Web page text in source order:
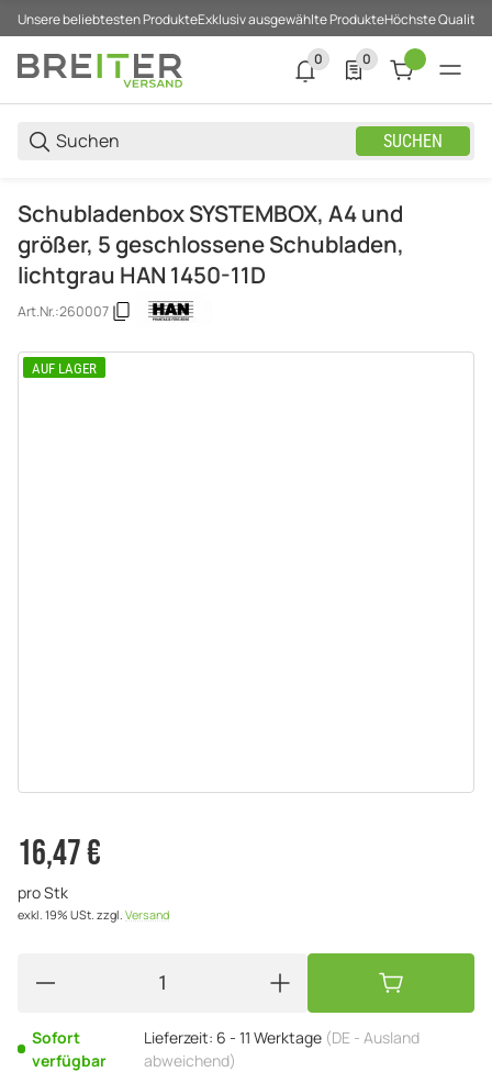
Unsere beliebtesten ProdukteExklusiv ausgewählte ProdukteHöchste Qualität
SUCHEN
0
0 neue Notifizierungen
0
0 Produkte in der
Schubladenbox SYSTEMBOX, A4 und
größer, 5 geschlossene Schubladen,
lichtgrau HAN 1450-11D
Art.Nr.:260007
AUF LAGER
16,47 €
pro Stk
exkl. 19% USt. zzgl. Versand
Sofort
verfügbar
Lieferzeit: 6 - 11 Werktage (DE - Ausland
abweichend)